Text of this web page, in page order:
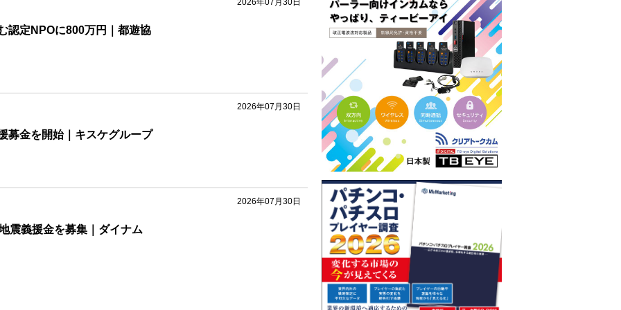
2026年07月30日
認定NPOに800万円｜都遊協
2026年07月30日
募金を開始｜キスケグループ
2026年07月30日
震義援金を募集｜ダイナム